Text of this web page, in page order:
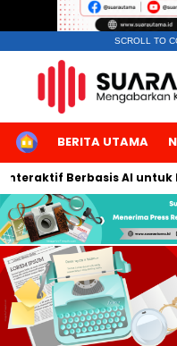
SCROLL TO
HOMEBERITA UTAMA
Berbasis AI untuk